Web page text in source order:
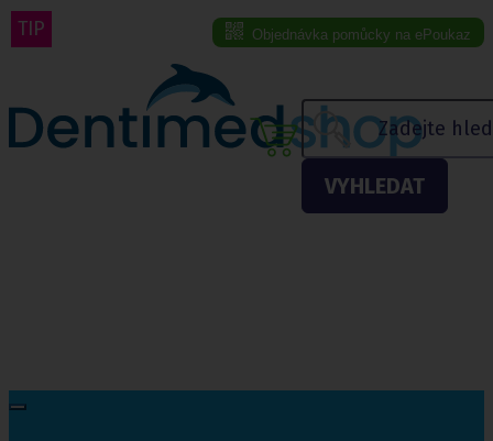
Objednávka pomůcky na ePoukaz
VYHLEDAT
Menu eshopu
TIP